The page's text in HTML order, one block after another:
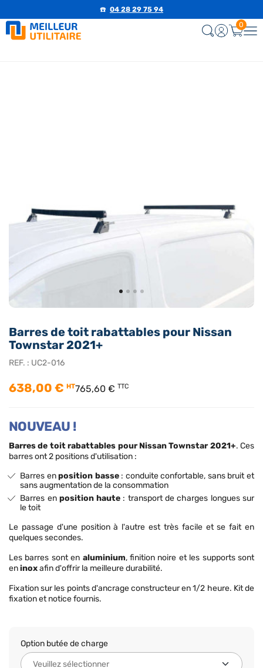
Barres de toit rabattables pour Nissan
Townstar 2021+
REF. : UC2-016
638,00 € HT765,60 € TTC
NOUVEAU !
Barres de toit rabattables pourNissan Townstar 2021+. Ces
barresont 2 positions d'utilisation :
Barres enposition basse: conduite confortable, sans bruit et
sans augmentation de la consommation
Barres en position haute : transport de charges longues sur
le toit
Le passage d'une position à l'autre est très facile et se fait en
quelques secondes.
Les barres sont en aluminium, finition noire et les supports sont
eninoxafin d'offrir la meilleure durabilité.
Fixation sur les points d'ancrage constructeur en 1/2 heure. Kit de
fixation et notice fournis.
Option butée de charge
☎️ 04 28 29 75 94
0